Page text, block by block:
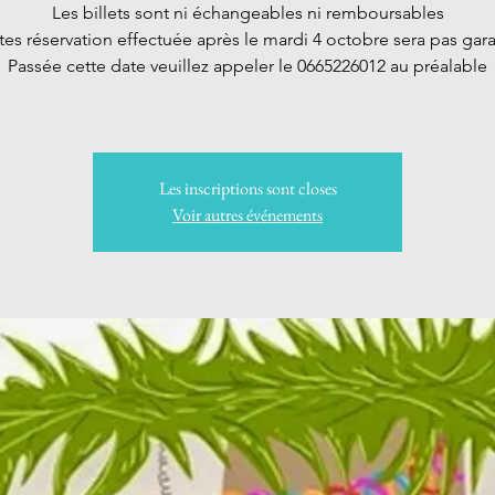
Les billets sont ni échangeables ni remboursables
réservation effectuée après le mardi 4 octobre sera pas
Passée cette date veuillez appeler le 0665226012 au préalable
Les inscriptions sont closes
Voir autres événements